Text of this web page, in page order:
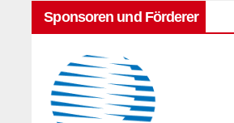
Sponsoren und Förderer